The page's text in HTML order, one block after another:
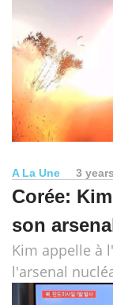
A La Une 3
Corée:
son
Kim appelle à
l'arsenal